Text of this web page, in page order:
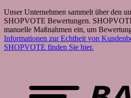
Unser Unternehmen sammelt über den
SHOPVOTE Bewertungen.
manuelle Maßnahmen ein, um
Informationen zur Echtheit von
SHOPVOTE finden Sie hier.